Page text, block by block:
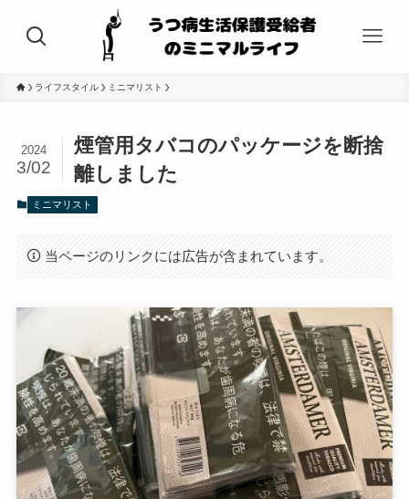
ライフスタイル ミニマリスト
煙管用タバコのパッケージを断捨
離しました
2024
3/02
ミニマリスト
当ページのリンクには広告が含まれています。